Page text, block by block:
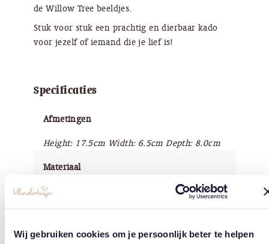
Wij gebruiken cookies om je persoonlijk beter te helpen
de Willow Tree beeldjes.
Stuk voor stuk een prachtig en dierbaar kado
voor jezelf of iemand die je lief is!
Specificaties
Afmetingen
Height: 17.5cm Width: 6.5cm Depth: 8.0cm
Materiaal
Kunsthars
Handbeschilderd